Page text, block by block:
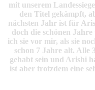
mit unserem
den Titel gekämpft,
nächsten Jahr ist für
doch die schönen
ich sie vor mir, als sie
schon 7 Jahre alt. Alle
gehabt sein und Arishi
ist aber trotzdem eine